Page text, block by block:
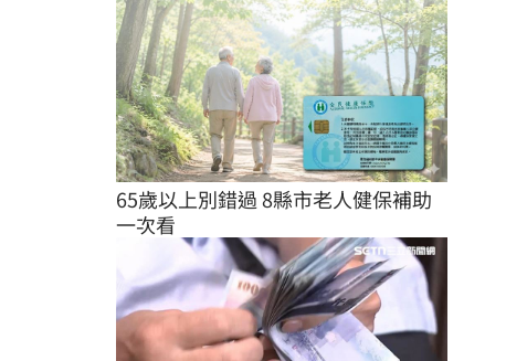
65歲以上別錯過 8縣市老人健保補助
一次看